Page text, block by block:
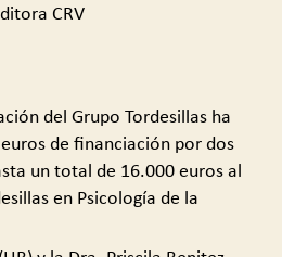
CRV
del Grupo Tordesillas ha
de financiación por dos
un total de 16.000 euros al
en Psicología de la